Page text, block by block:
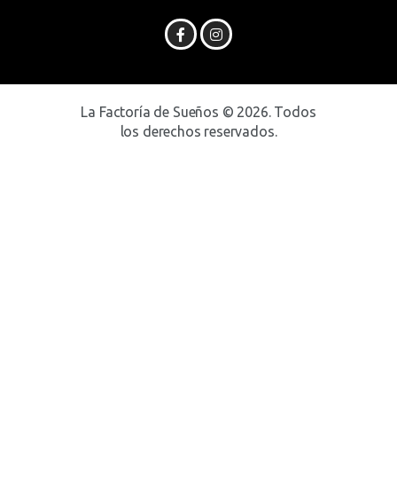
La Factoría de Sueños © 2026. Todos
los derechos reservados.